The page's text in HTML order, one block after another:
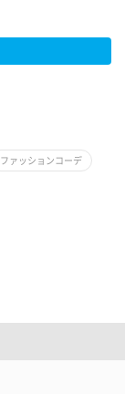
ファッションコーデ